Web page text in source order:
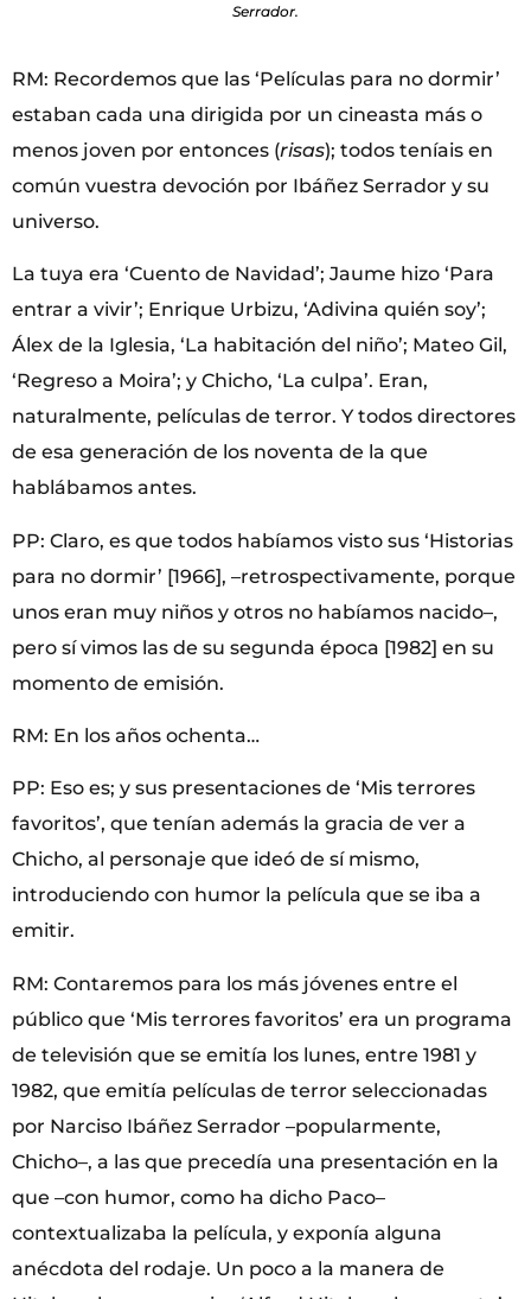
Serrador.
RM: Recordemos que las ‘Películas para no dormir’
estaban cada una dirigida por un cineasta más o
menos joven por entonces (risas); todos teníais en
común vuestra devoción por Ibáñez Serrador y su
universo.
La tuya era ‘Cuento de Navidad’; Jaume hizo ‘Para
entrar a vivir’; Enrique Urbizu, ‘Adivina quién soy’;
Álex de la Iglesia, ‘La habitación del niño’; Mateo Gil,
‘Regreso a Moira’; y Chicho, ‘La culpa’. Eran,
naturalmente, películas de terror. Y todos directores
de esa generación de los noventa de la que
hablábamos antes.
PP: Claro, es que todos habíamos visto sus ‘Historias
para no dormir’ [1966], –retrospectivamente, porque
unos eran muy niños y otros no habíamos nacido–,
pero sí vimos las de su segunda época [1982] en su
momento de emisión.
RM: En los años ochenta…
PP: Eso es; y sus presentaciones de ‘Mis terrores
favoritos’, que tenían además la gracia de ver a
Chicho, al personaje que ideó de sí mismo,
introduciendo con humor la película que se iba a
emitir.
RM: Contaremos para los más jóvenes entre el
público que ‘Mis terrores favoritos’ era un programa
de televisión que se emitía los lunes, entre 1981 y
1982, que emitía películas de terror seleccionadas
por Narciso Ibáñez Serrador –popularmente,
Chicho–, a las que precedía una presentación en la
que ­–con humor, como ha dicho Paco–
contextualizaba la película, y exponía alguna
anécdota del rodaje. Un poco a la manera de